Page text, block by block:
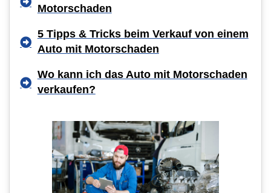
Motorschaden
5 Tipps & Tricks beim Verkauf von einem
Auto mit Motorschaden
Wo kann ich das Auto mit Motorschaden
verkaufen?